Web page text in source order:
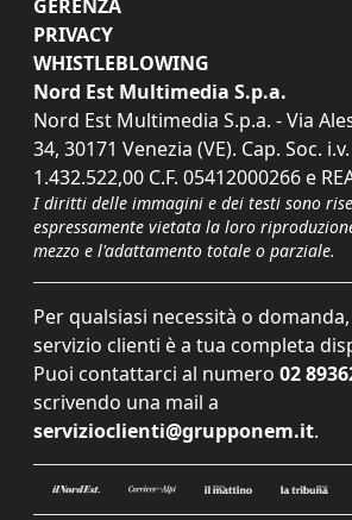
GERENZA
PRIVACY
WHISTLEBLOWING
Nord Est Multimedia S.p.a.
Nord Est Multimedia S.p.a. - Via
34, 30171 Venezia (VE). Cap. Soc.
1.432.522,00 C.F. 05412000266 e
I diritti delle immagini e dei testi sono
espressamente vietata la loro
mezzo e l'adattamento totale o parziale.
Per qualsiasi necessità o
servizio clienti è a tua completa
Puoi contattarci al numero 02
scrivendo una mail a
servizioclienti@grupponem.it.